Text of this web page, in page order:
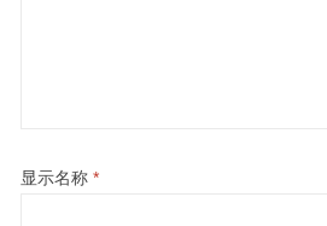
显示名称 *